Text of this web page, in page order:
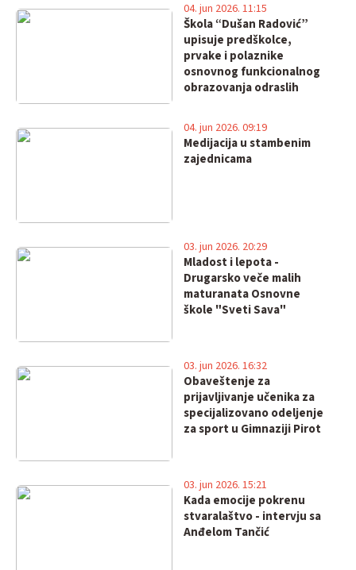
Škola “Dušan Radović”
upisuje predškolce,
prvake i polaznike
osnovnog funkcionalnog
obrazovanja odraslih
04. jun 2026. 11:15
Medijacija u stambenim
zajednicama
04. jun 2026. 09:19
Mladost i lepota -
Drugarsko veče malih
maturanata Osnovne
škole "Sveti Sava"
03. jun 2026. 20:29
Obaveštenje za
prijavljivanje učenika za
specijalizovano odeljenje
za sport u Gimnaziji Pirot
03. jun 2026. 16:32
Kada emocije pokrenu
stvaralaštvo - intervju sa
Anđelom Tančić
03. jun 2026. 15:21